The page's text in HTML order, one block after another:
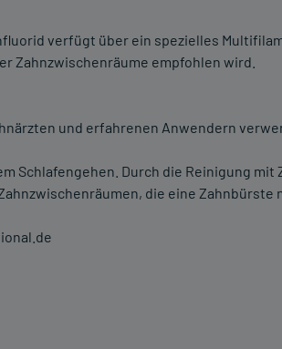
verfügt über ein spezielles
Zahnzwischenräume empfohlen wird.
und erfahrenen Anwendern
Schlafengehen. Durch die Reinigung mit
die eine Zahnbürste